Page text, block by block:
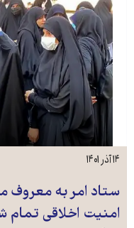
ستاد امر به
امنیت اخلاقی
۱۴ آذر ۱۴۰۱